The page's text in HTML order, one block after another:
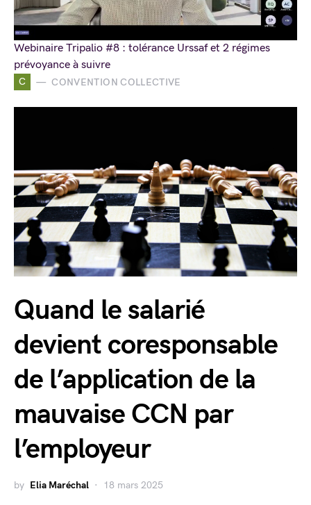
C CONVENTION COLLECTIVE
Quand le salarié
devient coresponsable
de l’application de la
mauvaise CCN par
l’employeur
by Elia Maréchal 18 mars 2025
Webinaire Tripalio #8 : tolérance Urssaf et 2 régimes
prévoyance à suivre